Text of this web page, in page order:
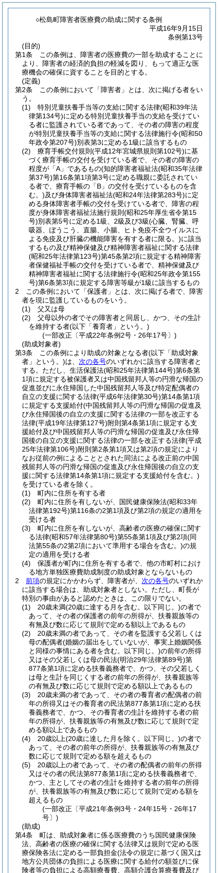
○松島町障害者医療費の助成に関する条例
平成16年9月15日
条例第13号
(目的)
第1条
この条例は、障害者の医療費の一部を助成することに
より、障害者の経済的負担の軽減を図り、もって適正な医
療機会の確保に資することを目的とする。
(定義)
第2条
この条例において「障害者」とは、次に掲げる者をい
う。
(1)
特別児童扶養手当等の支給に関する法律(昭和39年法
律第134号)に定める特別児童扶養手当の支給を受けてい
る者に監護されている者であって、その者の障害の程度
が特別児童扶養手当等の支給に関する法律施行令(昭和50
年政令第207号)別表第3に定める1級に該当するもの
(2)
療育手帳交付規則 (平成12年宮城県規則第102号)に基
づく療育手帳の交付を受けている者で、その者の障害の
程度が「A」であるもの(知的障害者福祉法(昭和35年法律
第37号)第16条第1項第3号に定める職親に委託されてい
る者で、療育手帳の「B」の交付を受けているものを含
む。)及び身体障害者福祉法(昭和24年法律第283号)に定
める身体障害者手帳の交付を受けている者で、障害の程
度が身体障害者福祉法施行規則 (昭和25年厚生省令第15
号)別表第5号に定める1級、2級及び3級(心臓、腎臓、呼
吸器、ぼうこう、直腸、小腸、ヒト免疫不全ウイルスに
よる免疫及び肝臓の機能障害を有する者に限る。)に該当
するもの及び精神保健及び精神障害者福祉に関する法律
(昭和25年法律第123号)第45条第2項に規定する精神障害
者保健福祉手帳の交付を受けている者で、精神保健及び
精神障害者福祉に関する法律施行令(昭和25年政令第155
号)第6条第3項に規定する障害等級が1級に該当するもの
2
この条例において「保護者」とは、次に掲げる者で、障害
者を現に監護しているものをいう。
(1)
父又は母
(2)
父母以外の者でその障害者と同居し、かつ、その生計
を維持する者(以下「養育者」という。)
(一部改正〔平成22年条例2号・26年17号〕)
(助成対象者)
第3条
この条例により助成の対象となる者(以下「助成対象
者」という。)は、 次の各号のいずれかに該当する障害者と
する。 ただし、生活保護法(昭和25年法律第144号)第6条第
1項に規定する被保護者又は中国残留邦人等の円滑な帰国の
促進並びに永住帰国した中国残留邦人等及び特定配偶者の
自立の支援に関する法律(平成6年法律第30号)第14条第1項
に規定する支援給付(中国残留邦人等の円滑な帰国の促進及
び永住帰国後の自立の支援に関する法律の一部を改正する
法律(平成19年法律第127号)附則第4条第1項に規定する支
援給付及び中国残留邦人等の円滑な帰国の促進及び永住帰
国後の自立の支援に関する法律の一部を改正する法律(平成
25年法律第106号)附則第2条第1項又は第2項の規定により
なお従前の例によることとされた同法による改正前の中国
残留邦人等の円滑な帰国の促進及び永住帰国後の自立の支
援に関する法律第14条第1項に規定する支援給付を含む。)
を受けている者を除く。
(1)
町内に住所を有する者
(2)
町内に住所を有しないが、国民健康保険法(昭和33年
法律第192号)第116条の2第1項及び第2項の規定の適用を
受ける者
(3)
町内に住所を有しないが、高齢者の医療の確保に関す
る法律(昭和57年法律第80号)第55条第1項及び第2項(同
法第55条の2第2項において準用する場合を含む。)の規
定の適用を受ける者
(4)
保護者が町内に住所を有する者で、他の市町村におけ
る地方単独医療費助成制度の助成対象とならないもの
2
前項の規定にかかわらず、障害者が、 次の各号のいずれか
に該当する場合は、助成対象者としない。 ただし、町長が
特別の事由があると認めたときは、この限りでない。
(1)
20歳未満(20歳に達する月を含む。以下同じ。)の者で
あって、その者の保護者の前年の所得が、扶養親族等の
有無及び数に応じて規則で定める額以上であるもの
(2)
20歳未満の者であって、その者を監護する父若しくは
母の配偶者(婚姻の届出をしていないが、事実上婚姻関係
と同様の事情にある者を含む。以下同じ。)の前年の所得
又はその父若しくは母の民法(明治29年法律第89号)第
877条第1項に定める扶養義務者で、かつ、その父若しく
は母と生計を同じくする者の前年の所得が、扶養親族等
の有無及び数に応じて規則で定める額以上であるもの
(3)
20歳未満の者であって、その者の養育者の配偶者の前
年の所得又はその養育者の民法第877条第1項に定める扶
養義務者で、かつ、その養育者の生計を維持する者の前
年の所得が、扶養親族等の有無及び数に応じて規則で定
める額以上であるもの
(4)
20歳以上(20歳に達した月を除く。以下同じ。)の者で
あって、その者の前年の所得が、扶養親族等の有無及び
数に応じて規則で定める額を超えるもの
(5)
20歳以上の者であって、その者の配偶者の前年の所得
又はその者の民法第877条第1項に定める扶養義務者で、
かつ、主としてその者の生計を維持する者の前年の所得
が、扶養親族等の有無及び数に応じて規則で定める額を
超えるもの
(一部改正〔平成21年条例3号・24年15号・26年17
号〕)
(助成)
第4条
町は、助成対象者に係る医療費のうち国民健康保険
法、高齢者の医療の確保に関する法律又は規則で定める医
療保険各法に定める一部負担金(法令の規定に基づく国又は
地方公共団体の負担による医療に関する給付の額並びに保
険者等の負担による高額療養費、高額介護合算療養費及び